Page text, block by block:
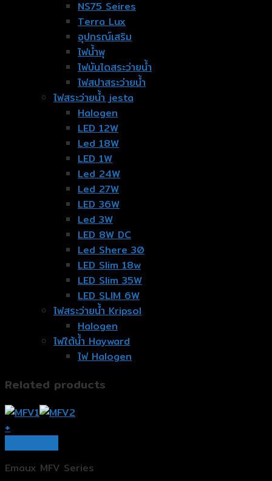
NS75 Seires
Terra Lux
อุปกรณ์เสริม
ไฟน้ำพุ
ไฟบันไดสระว่ายน้ำ
ไฟสปาสระว่ายน้ำ
ไฟสระว่ายน้ำ jesta
Halogen
LED 12W
Led 18W
LED 1W
Led 24W
Led 27W
LED 36W
Led 3W
LED 8W DC
Led Shere 30
LED Slim 18w
LED Slim 35W
LED SLIM 6W
ไฟสระว่ายน้ำ Kripsol
Halogen
ไฟใต้น้ำ Hayward
ไฟ Halogen
Related products
+
Emaux MFV Series